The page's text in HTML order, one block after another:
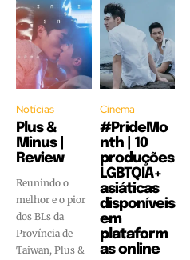
Notícias
Plus &
Minus |
Review
Reunindo o
melhor e o pior
dos BLs da
Província de
Taiwan, Plus &
Cinema
#PrideMo
nth | 10
produções
LGBTQIA+
asiáticas
disponíveis
em
plataform
as online